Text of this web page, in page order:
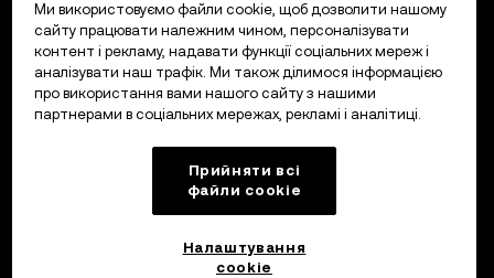
Ми використовуємо файли cookie, щоб дозволити нашому
сайту працювати належним чином, персоналізувати
контент і рекламу, надавати функції соціальних мереж і
аналізувати наш трафік. Ми також ділимося інформацією
про використання вами нашого сайту з нашими
партнерами в соціальних мережах, рекламі і аналітиці.
Прийняти всі
файли сookie
Налаштування
cookie